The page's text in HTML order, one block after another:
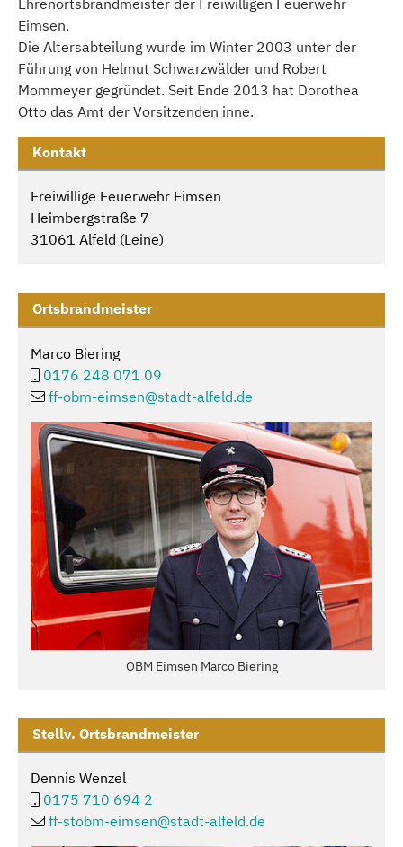
Eimsen.
Die Altersabteilung wurde im Winter 2003 unter der
Führung von Helmut Schwarzwälder und Robert
Mommeyer gegründet. Seit Ende 2013 hat Dorothea
Otto das Amt der Vorsitzenden inne.
Kontakt
Freiwillige Feuerwehr Eimsen
Heimbergstraße 7
31061 Alfeld (Leine)
OBM Eimsen Marco Biering
Ortsbrandmeister
Marco Biering
0176 248 071 09
ff-obm-eimsen@stadt-alfeld.de
Stellv. Ortsbrandmeister
Dennis Wenzel
0175 710 694 2
ff-stobm-eimsen@stadt-alfeld.de